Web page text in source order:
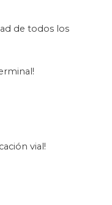
de todos los
vial!